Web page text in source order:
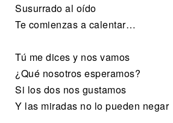
Susurrado al oído
Te comienzas a calentar…
Tú me dices y nos vamos
¿Qué nosotros esperamos?
Si los dos nos gustamos
Y las miradas no lo pueden negar